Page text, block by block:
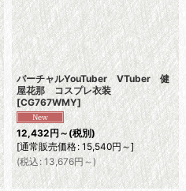
バーチャルYouTuber VTuber 健
屋花那 コスプレ衣装
[CG767WMY]
12,432円～ (税別)
[通常販売価格: 15,540円～]
(税込 : 13,676円～)